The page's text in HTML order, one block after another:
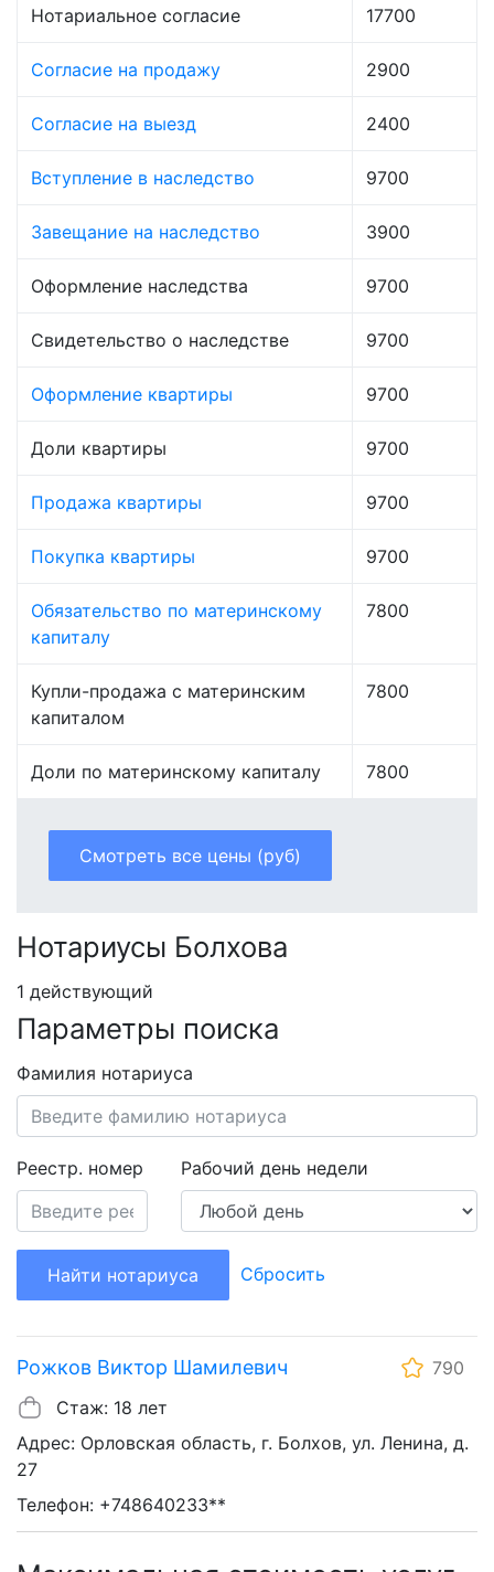
Нотариальное согласие 17700
Согласие на продажу 2900
Согласие на выезд 2400
Вступление в наследство 9700
Завещание на наследство 3900
Оформление наследства 9700
Свидетельство о наследстве 9700
Оформление квартиры 9700
Доли квартиры 9700
Продажа квартиры 9700
Покупка квартиры 9700
Обязательство по материнскому
капиталу
7800
Купли-продажа с материнским
капиталом
7800
Доли по материнскому капиталу 7800
Смотреть все цены (руб)
Нотариусы Болхова
1 действующий
Параметры поиска
Фамилия нотариуса
Реестр. номер Рабочий день недели
Найти нотариуса Сбросить
Рожков Виктор Шамилевич
790
Стаж: 18 лет
Адрес: Орловская область, г. Болхов, ул. Ленина, д.
27
Телефон: +748640233**